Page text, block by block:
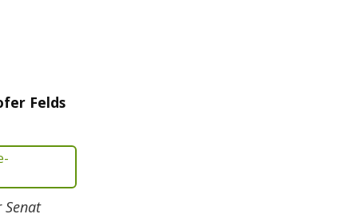
Felds
Senat